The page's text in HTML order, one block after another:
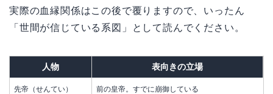
実際の血縁関係はこの後で覆りますので、いったん
「世間が信じている系図」として読んでください。
人物 表向きの立場
先帝（せんてい） 前の皇帝。すでに崩御している